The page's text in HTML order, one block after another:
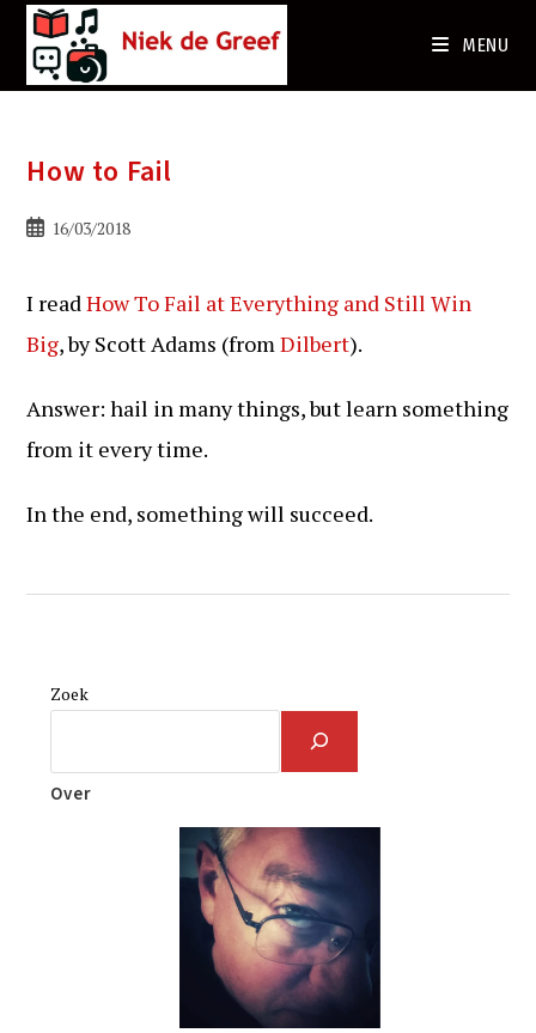
MENU
How to Fail
Bericht16/03/2018
I readHow To Fail at Everything and Still Win
Big, by Scott Adams (fromDilbert).
Answer: hail in many things, but learn something
from it every time.
In the end, something will succeed.
Zoek
Over